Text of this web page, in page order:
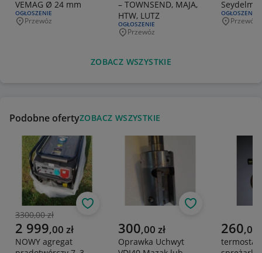
VEMAG Ø 24 mm
RODZAJ OFERTY:
OGŁOSZENIE
Miejscowość
Przewóz
– TOWNSEND, MAJA,
HTW, LUTZ
RODZAJ OFERTY:
OGŁOSZENIE
Miejscowość
Przewóz
RODZAJ
OGŁOSZENIE
Przewóz
ZOBACZ WSZYSTKIE
Podobne ofertyZOBACZ WSZYSTKIE
Poprzednia cena
3300,00 zł
Aktualna cena
2 999,00 zł
NOWY agregat
Obserwuj
Aktualna cena
300,00 zł
Oprawka Uchwyt
Obserwuj
Aktualna
260,00
termostat